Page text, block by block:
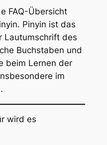
FAQ-Übersicht
Pinyin ist das
Lautumschrift des
Buchstaben und
beim Lernen der
im
wird es